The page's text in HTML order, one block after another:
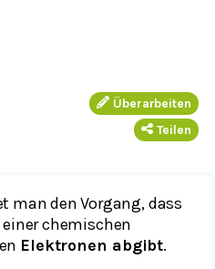
Überarbeiten
Teilen
man den Vorgang, dass
chemischen
Elektronen abgibt.